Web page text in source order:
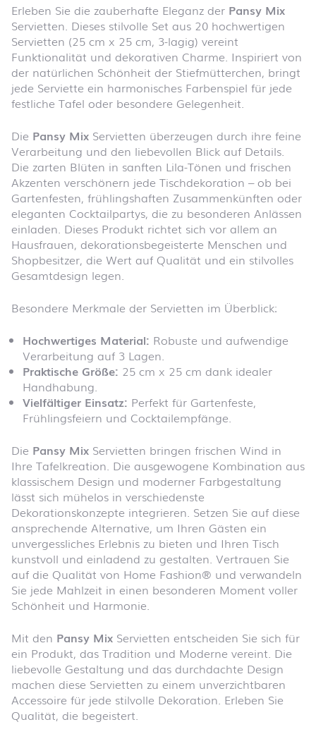
Erleben Sie die zauberhafte Eleganz der Pansy Mix
Servietten. Dieses stilvolle Set aus 20 hochwertigen
Servietten (25 cm x 25 cm, 3-lagig) vereint
Funktionalität und dekorativen Charme. Inspiriert von
der natürlichen Schönheit der Stiefmütterchen, bringt
jede Serviette ein harmonisches Farbenspiel für jede
festliche Tafel oder besondere Gelegenheit.
Die Pansy Mix Servietten überzeugen durch ihre feine
Verarbeitung und den liebevollen Blick auf Details.
Die zarten Blüten in sanften Lila-Tönen und frischen
Akzenten verschönern jede Tischdekoration – ob bei
Gartenfesten, frühlingshaften Zusammenkünften oder
eleganten Cocktailpartys, die zu besonderen Anlässen
einladen. Dieses Produkt richtet sich vor allem an
Hausfrauen, dekorationsbegeisterte Menschen und
Shopbesitzer, die Wert auf Qualität und ein stilvolles
Gesamtdesign legen.
Besondere Merkmale der Servietten im Überblick:
Hochwertiges Material: Robuste und aufwendige
Verarbeitung auf 3 Lagen.
Praktische Größe: 25 cm x 25 cm dank idealer
Handhabung.
Vielfältiger Einsatz: Perfekt für Gartenfeste,
Frühlingsfeiern und Cocktailempfänge.
Die Pansy Mix Servietten bringen frischen Wind in
Ihre Tafelkreation. Die ausgewogene Kombination aus
klassischem Design und moderner Farbgestaltung
lässt sich mühelos in verschiedenste
Dekorationskonzepte integrieren. Setzen Sie auf diese
ansprechende Alternative, um Ihren Gästen ein
unvergessliches Erlebnis zu bieten und Ihren Tisch
kunstvoll und einladend zu gestalten. Vertrauen Sie
auf die Qualität von Home Fashion® und verwandeln
Sie jede Mahlzeit in einen besonderen Moment voller
Schönheit und Harmonie.
Mit den Pansy Mix Servietten entscheiden Sie sich für
ein Produkt, das Tradition und Moderne vereint. Die
liebevolle Gestaltung und das durchdachte Design
machen diese Servietten zu einem unverzichtbaren
Accessoire für jede stilvolle Dekoration. Erleben Sie
Qualität, die begeistert.